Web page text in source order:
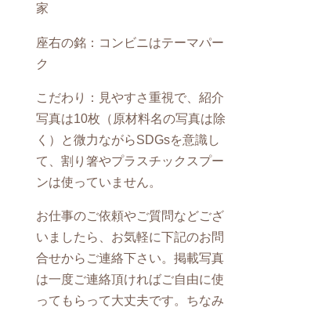
家
座右の銘：コンビニはテーマパー
ク
こだわり：見やすさ重視で、紹介
写真は10枚（原材料名の写真は除
く）と微力ながらSDGsを意識し
て、割り箸やプラスチックスプー
ンは使っていません。
お仕事のご依頼やご質問などござ
いましたら、お気軽に下記のお問
合せからご連絡下さい。掲載写真
は一度ご連絡頂ければご自由に使
ってもらって大丈夫です。ちなみ